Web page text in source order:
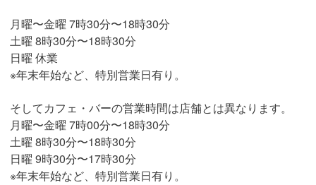
月曜〜金曜 7時30分〜18時30分
土曜 8時30分〜18時30分
日曜 休業
※年末年始など、特別営業日有り。
そしてカフェ・バーの営業時間は店舗とは異なります。
月曜〜金曜 7時00分〜18時30分
土曜 8時30分〜18時30分
日曜 9時30分〜17時30分
※年末年始など、特別営業日有り。